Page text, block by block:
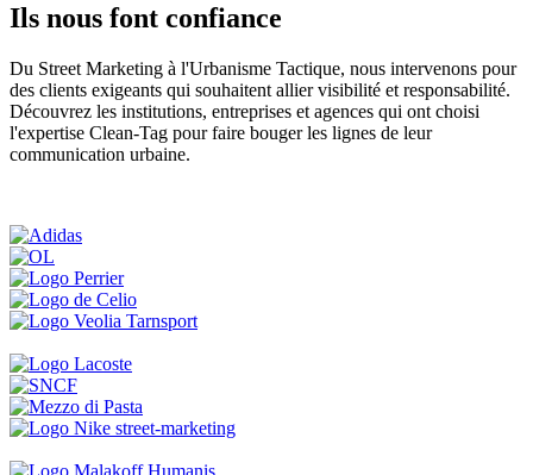
Ils nous font confiance
Du Street Marketing à l'Urbanisme Tactique, nous intervenons pour
des clients exigeants qui souhaitent allier visibilité et responsabilité.
Découvrez les institutions, entreprises et agences qui ont choisi
l'expertise Clean-Tag pour faire bouger les lignes de leur
communication urbaine.